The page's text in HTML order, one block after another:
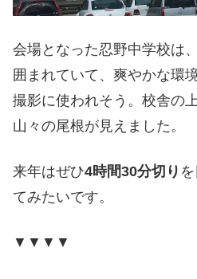
会場となった忍野中学校は
囲まれていて、爽やかな環
撮影に使われそう。校舎の
山々の尾根が見えました。
来年はぜひ4時間30分切り
てみたいです。
▼▼▼▼